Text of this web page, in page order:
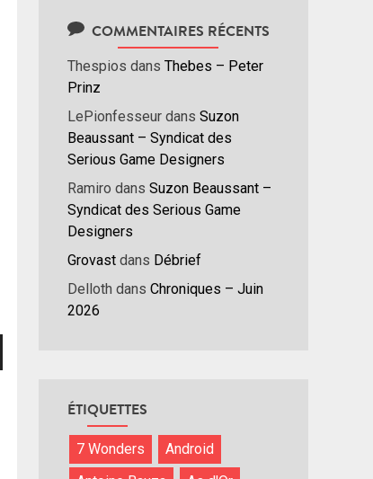
COMMENTAIRES RÉCENTS
Thespios dans Thebes – Peter
Prinz
LePionfesseur dans Suzon
Beaussant – Syndicat des
Serious Game Designers
Ramiro dans Suzon Beaussant –
Syndicat des Serious Game
Designers
Grovast dans Débrief
Delloth dans Chroniques – Juin
2026
ÉTIQUETTES
7 Wonders
Android